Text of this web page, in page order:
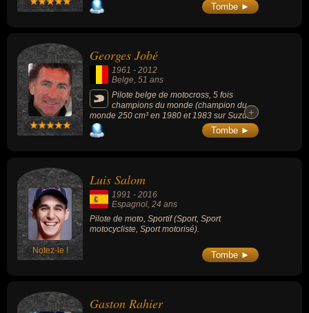
Tombe ►
Georges Jobé
1961 - 2012
Belge, 51 ans
Pilote belge de motocross, 5 fois
champions du monde (champion du
monde 250 cm³ en 1980 et 1983 sur Suzuki
250 RH et champion du monde 500 cm³ en
1987, 1991 et 1992). A 19 ans, il fut le plus
derrière Stefan Everts et Joël Robert.
+
+
Tombe ►
Notez-le !
Luis Salom
1991 - 2016
Espagnol , 24 ans
Pilote de moto, Sportif (Sport, Sport
motocycliste, Sport motorisé).
Tombe ►
Gaston Rahier